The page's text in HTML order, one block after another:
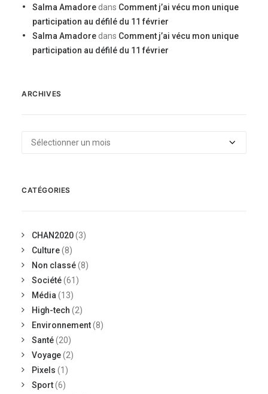
Salma Amadore dans Comment j’ai vécu mon unique
participation au défilé du 11 février
Salma Amadore dans Comment j’ai vécu mon unique
participation au défilé du 11 février
ARCHIVES
Archives
CATÉGORIES
CHAN2020(3)
Culture(8)
Non classé(8)
Société(61)
Média (13)
High-tech (2)
Environnement(8)
Santé(20)
Voyage(2)
Pixels (1)
Sport(6)